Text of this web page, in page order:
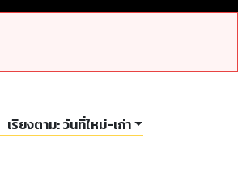
เรียงตาม:วันที่ใหม่-เก่า